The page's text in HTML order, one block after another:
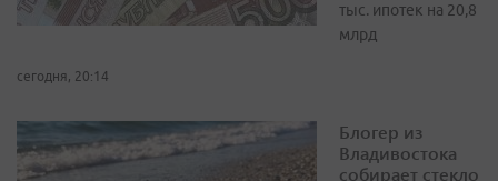
тыс. ипотек на 20,8
млрд
сегодня, 20:14
Блогер из
Владивостока
собирает стекло